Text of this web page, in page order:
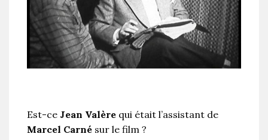
Est-ce Jean Valère qui était l’assistant de
Marcel Carné sur le film ?